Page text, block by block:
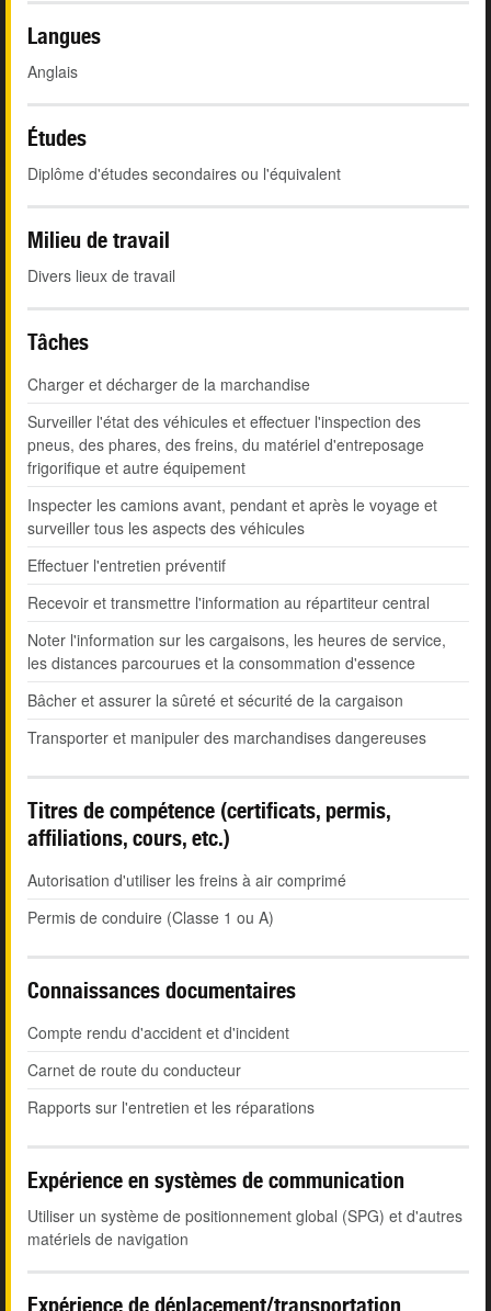
Langues
Anglais
Études
Diplôme d'études secondaires ou l'équivalent
Milieu de travail
Divers lieux de travail
Tâches
Charger et décharger de la marchandise
Surveiller l'état des véhicules et effectuer l'inspection des
pneus, des phares, des freins, du matériel d'entreposage
frigorifique et autre équipement
Inspecter les camions avant, pendant et après le voyage et
surveiller tous les aspects des véhicules
Effectuer l'entretien préventif
Recevoir et transmettre l'information au répartiteur central
Noter l'information sur les cargaisons, les heures de service,
les distances parcourues et la consommation d'essence
Bâcher et assurer la sûreté et sécurité de la cargaison
Transporter et manipuler des marchandises dangereuses
Titres de compétence (certificats, permis,
affiliations, cours, etc.)
Autorisation d'utiliser les freins à air comprimé
Permis de conduire (Classe 1 ou A)
Connaissances documentaires
Compte rendu d'accident et d'incident
Carnet de route du conducteur
Rapports sur l'entretien et les réparations
Expérience en systèmes de communication
Utiliser un système de positionnement global (SPG) et d'autres
matériels de navigation
Expérience de déplacement/transportation